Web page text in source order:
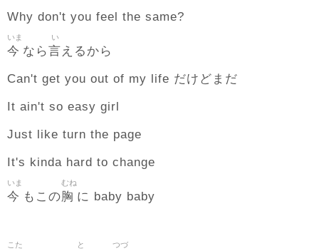
Why don't you feel the same?
今
いま
なら言
い
えるから
Can't get you out of my life だけどまだ
It ain't so easy girl
Just like turn the page
It's kinda hard to change
今
いま
もこの胸
むね
に baby baby
こた と つづ